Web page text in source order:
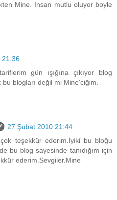
Mine. Insan mutlu oluyor boyle
21:36
gün ışığına çıkıyor blog
bu blogları değil mi Mine'ciğim.
27 Şubat 2010 21:44
teşekkür ederim.İyiki bu bloğu
bu blog sayesinde tanıdığım için
ederim.Sevgiler.Mine